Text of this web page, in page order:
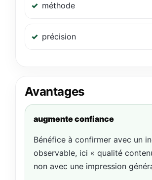
méthode
précision
Avantages
augmente confiance
Bénéfice à confirmer avec un
observable, ici « qualité
non avec une impression